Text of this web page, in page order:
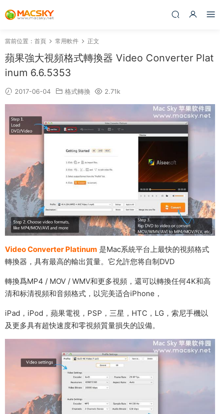
當前位置： 首頁 常用軟件 正文
蘋果強大視頻格式轉換器 Video Converter Plat
inum 6.6.5353
2017-06-04 格式轉換 2.71k
Video Converter Platinum 是Mac系統平台上最快的視頻格式
轉換器，具有最高的輸出質量。它允許您将自制DVD
轉換爲MP4 / MOV / WMV和更多視頻，還可以轉換任何4K和高
清和标清視頻和音頻格式，以完美适合iPhone，
iPad，iPod，蘋果電視，PSP，三星，HTC，LG，索尼手機以
及更多具有超快速度和零視頻質量損失的設備。